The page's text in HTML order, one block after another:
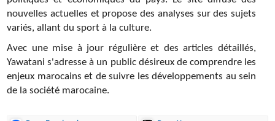
nouvelles actuelles et propose des analyses sur des sujets
variés, allant du sport à la culture.
Avec une mise à jour régulière et des articles détaillés,
Yawatani s'adresse à un public désireux de comprendre les
enjeux marocains et de suivre les développements au sein
de la société marocaine.